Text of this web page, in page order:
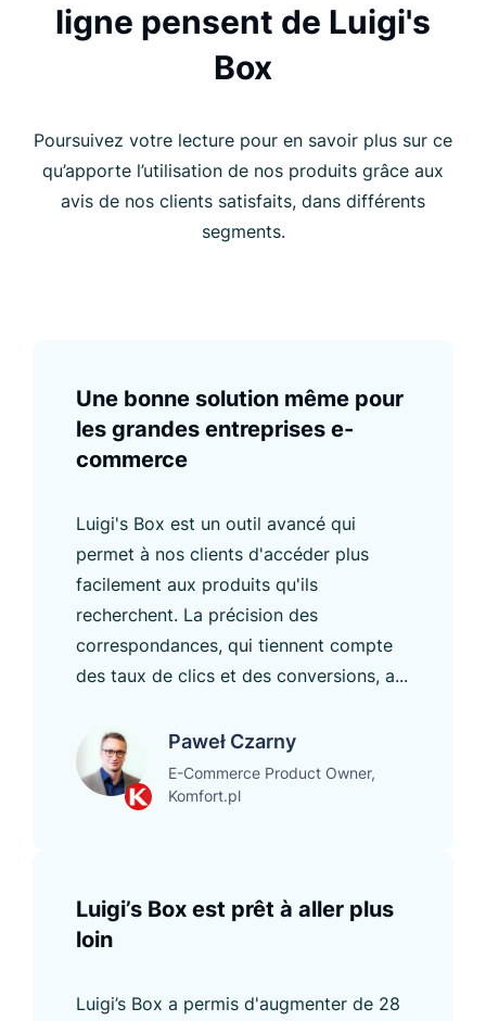
ligne pensent de Luigi's
Box
Poursuivez votre lecture pour en savoir plus sur ce
qu’apporte l’utilisation de nos produits grâce aux
avis de nos clients satisfaits, dans différents
segments.
Une bonne solution même pour
les grandes entreprises e-
commerce
Luigi's Box est un outil avancé qui
permet à nos clients d'accéder plus
facilement aux produits qu'ils
recherchent. La précision des
correspondances, qui tiennent compte
des taux de clics et des conversions, a...
Paweł Czarny
E-Commerce Product Owner,
Komfort.pl
Luigi’s Box est prêt à aller plus
loin
Luigi’s Box a permis d'augmenter de 28